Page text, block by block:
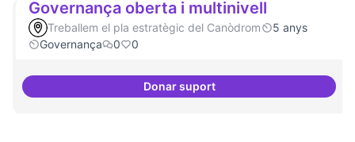
Governança oberta i multinivell
Treballem el pla estratègic del Canòdrom
5 anys
Governança
0 0
Donar suportGovernança oberta i multinivell